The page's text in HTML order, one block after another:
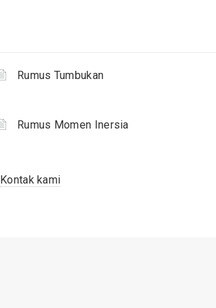
Rumus Tumbukan
Rumus Momen Inersia
Kontak kami